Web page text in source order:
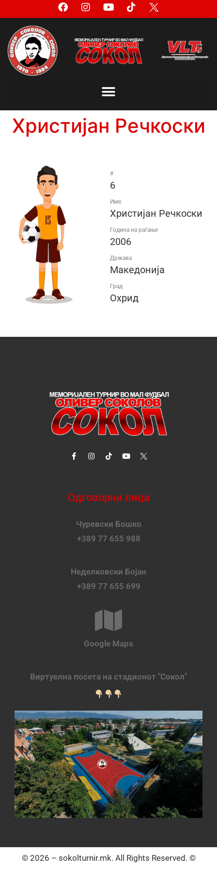
Христијан Речкоски
#
6
Име
Христијан Речкоски
Година на раѓање
2006
Држава
Македонија
Град
Охрид
Одговорни лица
Чуревски Бошко
+389 77 655 988
Неделковски Бојан
+389 77 655 699
Google Maps
Виртуелна посета на стадионот "Сокол"
© 2026 – sokolturnir.mk. All Rights Reserved. ©